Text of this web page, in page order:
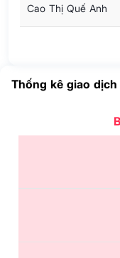
Cao Thị Quế Anh
Thống kê giao